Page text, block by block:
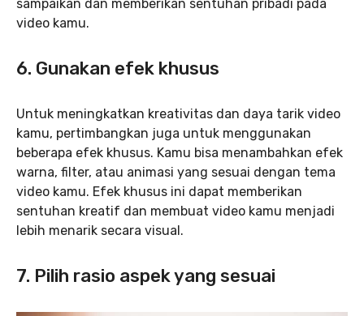
sampaikan dan memberikan sentuhan pribadi pada
video kamu.
6. Gunakan efek khusus
Untuk meningkatkan kreativitas dan daya tarik video
kamu, pertimbangkan juga untuk menggunakan
beberapa efek khusus. Kamu bisa menambahkan efek
warna, filter, atau animasi yang sesuai dengan tema
video kamu. Efek khusus ini dapat memberikan
sentuhan kreatif dan membuat video kamu menjadi
lebih menarik secara visual.
7. Pilih rasio aspek yang sesuai